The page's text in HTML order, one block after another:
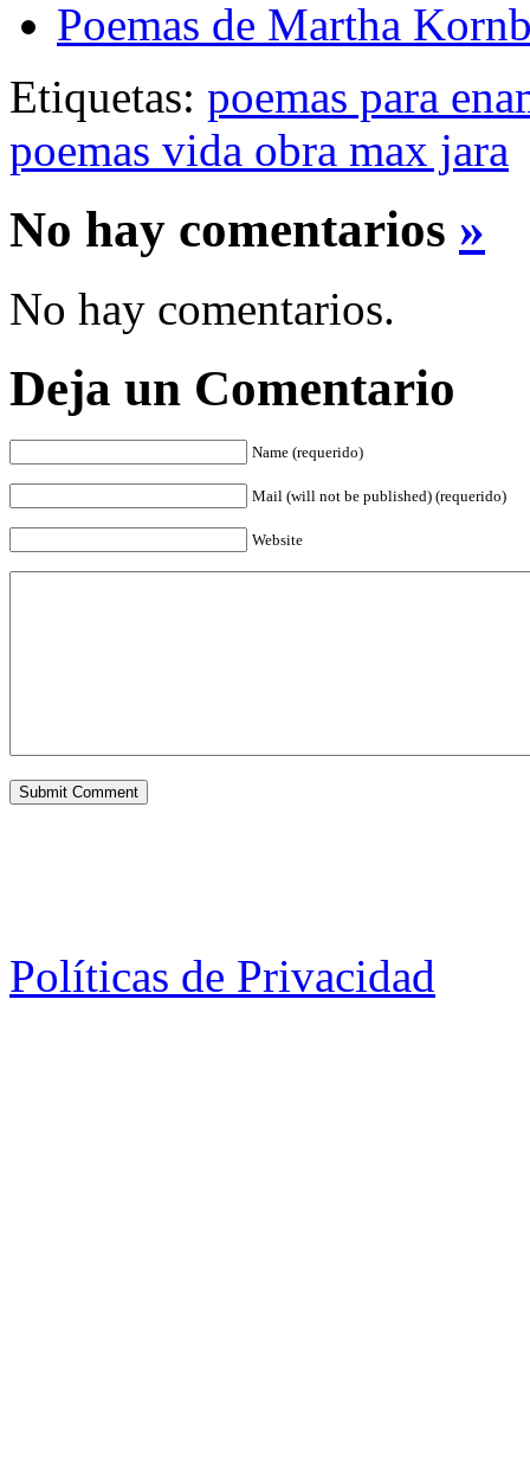
Poemas de Martha
Etiquetas: poemas para
poemas vida obra max jara
No hay comentarios »
No hay comentarios.
Deja un Comentario
Name (requerido)
Mail (will not be published) (requerido)
Website
Políticas de Privacidad